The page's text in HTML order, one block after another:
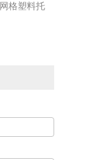
网格塑料托